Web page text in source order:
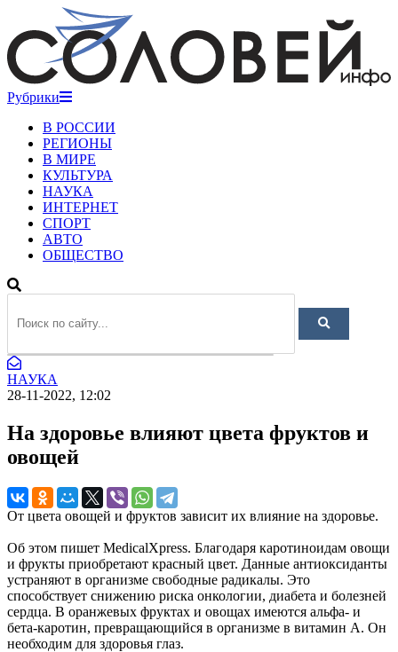
Рубрики
В РОССИИ
РЕГИОНЫ
В МИРЕ
КУЛЬТУРА
НАУКА
ИНТЕРНЕТ
СПОРТ
АВТО
ОБЩЕСТВО
НАУКА
28-11-2022, 12:02
На здоровье влияют цвета фруктов и
овощей
От цвета овощей и фруктов зависит их влияние на здоровье.
Об этом пишет MedicalXpress. Благодаря каротиноидам овощи
и фрукты приобретают красный цвет. Данные антиоксиданты
устраняют в организме свободные радикалы. Это
способствует снижению риска онкологии, диабета и болезней
сердца. В оранжевых фруктах и овощах имеются альфа- и
бета-каротин, превращающийся в организме в витамин А. Он
необходим для здоровья глаз.